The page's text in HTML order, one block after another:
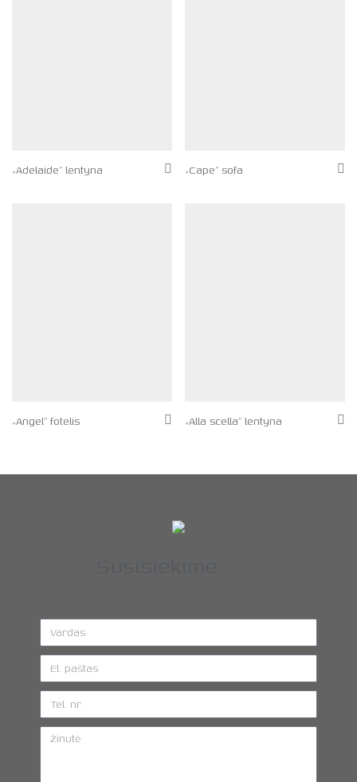
„Adelaide” lentyna „Cape” sofa
„Angel” fotelis „Alla scella” lentyna